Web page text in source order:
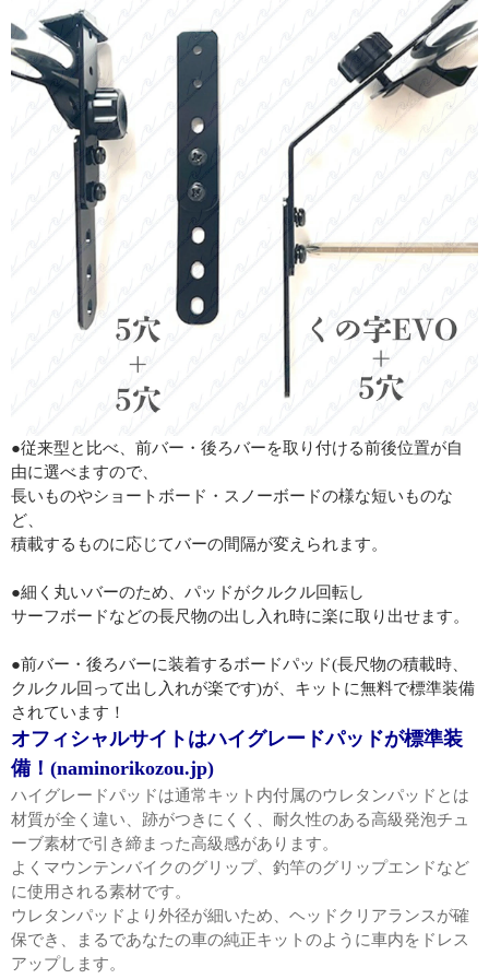
●従来型と比べ、前バー・後ろバーを取り付ける前後位置が自
由に選べますので、
長いものやショートボード・スノーボードの様な短いものな
ど、
積載するものに応じてバーの間隔が変えられます。
●細く丸いバーのため、パッドがクルクル回転し
サーフボードなどの長尺物の出し入れ時に楽に取り出せます。
●前バー・後ろバーに装着するボードパッド(長尺物の積載時、
クルクル回って出し入れが楽です)が、キットに無料で標準装備
されています！
オフィシャルサイトはハイグレードパッドが標準装
備！(naminorikozou.jp)
ハイグレードパッドは通常キット内付属のウレタンパッドとは
材質が全く違い、跡がつきにくく、耐久性のある高級発泡チュ
ーブ素材で引き締まった高級感があります。
よくマウンテンバイクのグリップ、釣竿のグリップエンドなど
に使用される素材です。
ウレタンパッドより外径が細いため、ヘッドクリアランスが確
保でき、まるであなたの車の純正キットのように車内をドレス
アップします。